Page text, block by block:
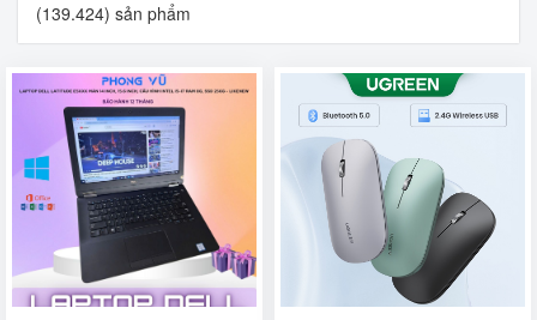
(139.424) sản phẩm